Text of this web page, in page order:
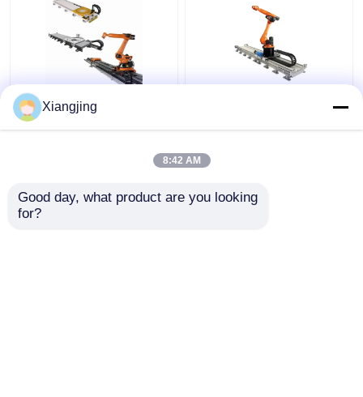
GBS-Roboter-lineare
Bahn für Roboter-Arm-
Führungsschiene ABB
KUKA FANUC Yaskawa
CNGBS
Xiangjing
8:42 AM
Good day, what product are you looking
for?